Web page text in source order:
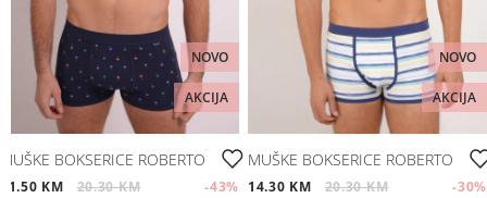
NOVO
AKCIJA
MUŠKE BOKSERICE ROBERTO
11.50 KM 20.30 KM -43%
NOVO
AKCIJA
MUŠKE BOKSERICE ROBERTO
14.30 KM 20.30 KM -30%